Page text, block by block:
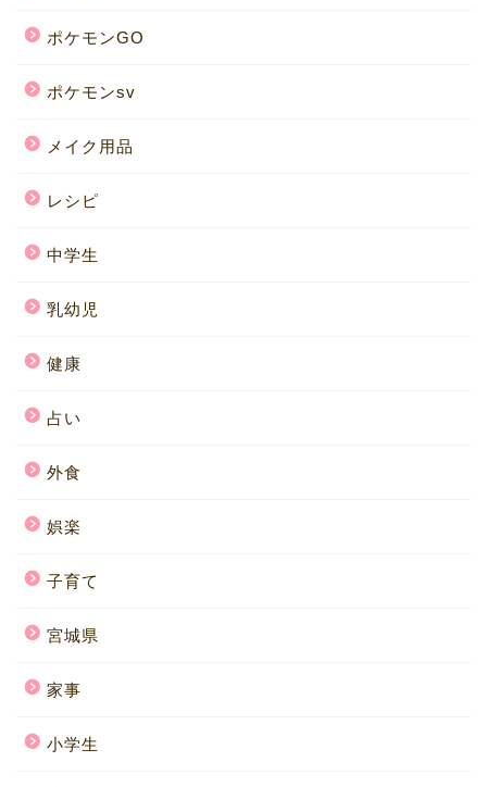
ポケモンGO
ポケモンsv
メイク用品
レシピ
中学生
乳幼児
健康
占い
外食
娯楽
子育て
宮城県
家事
小学生